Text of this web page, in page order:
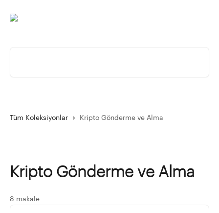
Tüm Koleksiyonlar Kripto Gönderme ve Alma
Kripto Gönderme ve Alma
8 makale